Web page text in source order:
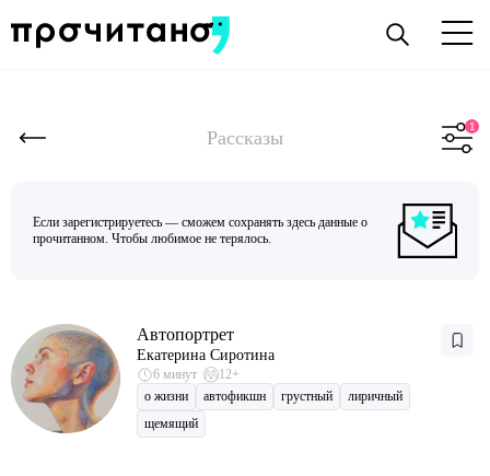
Рассказы
Если зарегистрируетесь — сможем сохранять здесь данные о
прочитанном. Чтобы любимое не терялось.
Автопортрет
Екатерина Сиротина
6 минут
12+
о жизни
автофикшн грустный
лиричный
щемящий